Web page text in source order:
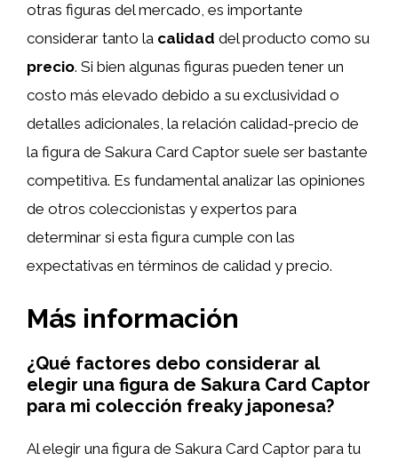
otras figuras del mercado, es importante
considerar tanto la calidad del producto como su
precio. Si bien algunas figuras pueden tener un
costo más elevado debido a su exclusividad o
detalles adicionales, la relación calidad-precio de
la figura de Sakura Card Captor suele ser bastante
competitiva. Es fundamental analizar las opiniones
de otros coleccionistas y expertos para
determinar si esta figura cumple con las
expectativas en términos de calidad y precio.
Más información
¿Qué factores debo considerar al
elegir una figura de Sakura Card Captor
para mi colección freaky japonesa?
Al elegir una figura de Sakura Card Captor para tu